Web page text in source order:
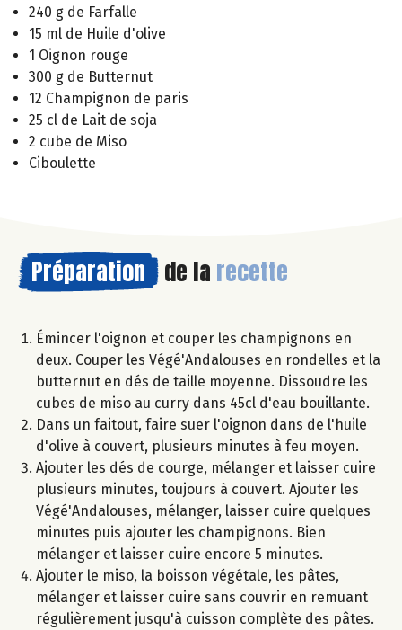
240 g de Farfalle
15 ml de Huile d'olive
1 Oignon rouge
300 g de Butternut
12 Champignon de paris
25 cl de Lait de soja
2 cube de Miso
Ciboulette
Préparation de la recette
Émincer l'oignon et couper les champignons en
deux. Couper les Végé'Andalouses en rondelles et la
butternut en dés de taille moyenne. Dissoudre les
cubes de miso au curry dans 45cl d'eau bouillante.
Dans un faitout, faire suer l'oignon dans de l'huile
d'olive à couvert, plusieurs minutes à feu moyen.
Ajouter les dés de courge, mélanger et laisser cuire
plusieurs minutes, toujours à couvert. Ajouter les
Végé'Andalouses, mélanger, laisser cuire quelques
minutes puis ajouter les champignons. Bien
mélanger et laisser cuire encore 5 minutes.
Ajouter le miso, la boisson végétale, les pâtes,
mélanger et laisser cuire sans couvrir en remuant
régulièrement jusqu'à cuisson complète des pâtes.